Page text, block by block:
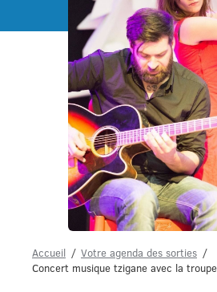
Accueil
Votre agenda des sorties
Concert musique tzigane avec la troupe